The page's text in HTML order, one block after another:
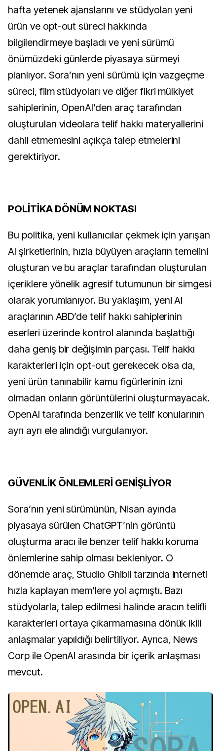
hafta yetenek ajanslarını ve stüdyoları yeni
ürün ve opt-out süreci hakkında
bilgilendirmeye başladı ve yeni sürümü
önümüzdeki günlerde piyasaya sürmeyi
planlıyor. Sora’nın yeni sürümü için vazgeçme
süreci, film stüdyoları ve diğer fikri mülkiyet
sahiplerinin, OpenAI’den araç tarafından
oluşturulan videolara telif hakkı materyallerini
dahil etmemesini açıkça talep etmelerini
gerektiriyor.
POLİTİKA DÖNÜM NOKTASI
Bu politika, yeni kullanıcılar çekmek için yarışan
AI şirketlerinin, hızla büyüyen araçların temelini
oluşturan ve bu araçlar tarafından oluşturulan
içeriklere yönelik agresif tutumunun bir simgesi
olarak yorumlanıyor. Bu yaklaşım, yeni AI
araçlarının ABD’de telif hakkı sahiplerinin
eserleri üzerinde kontrol alanında başlattığı
daha geniş bir değişimin parçası. Telif hakkı
karakterleri için opt-out gerekecek olsa da,
yeni ürün tanınabilir kamu figürlerinin izni
olmadan onların görüntülerini oluşturmayacak.
OpenAI tarafında benzerlik ve telif konularının
ayrı ayrı ele alındığı vurgulanıyor.
GÜVENLİK ÖNLEMLERİ GENİŞLİYOR
Sora’nın yeni sürümünün, Nisan ayında
piyasaya sürülen ChatGPT’nin görüntü
oluşturma aracı ile benzer telif hakkı koruma
önlemlerine sahip olması bekleniyor. O
dönemde araç, Studio Ghibli tarzında interneti
hızla kaplayan mem’lere yol açmıştı. Bazı
stüdyolarla, talep edilmesi halinde aracın telifli
karakterleri ortaya çıkarmamasına dönük ikili
anlaşmalar yapıldığı belirtiliyor. Ayrıca, News
Corp ile OpenAI arasında bir içerik anlaşması
mevcut.